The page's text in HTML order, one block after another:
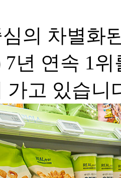
의 차별화
7년 연속 1
가고 있습니